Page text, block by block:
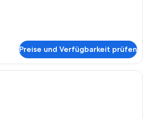
Preise und Verfügbarkeit prüfen